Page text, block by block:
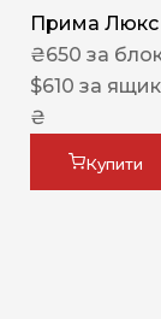
Прима Люкс
₴650 за
$610 за ящик
₴
Купити